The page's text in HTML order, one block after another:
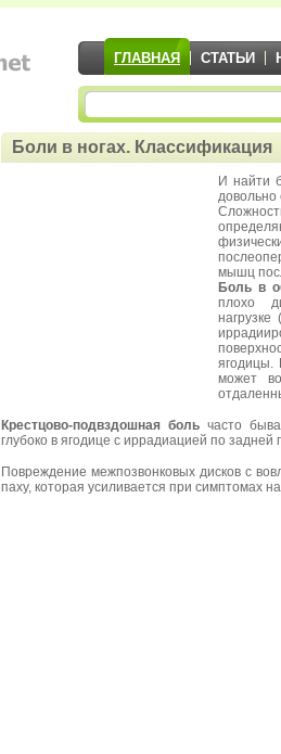
ГЛАВНАЯ СТАТЬИ
Боли в ногах. Классификация
И найти
довольно
мышц
Боль в
плохо
ягодицы.
может
Крестцово-подвздошная боль часто
глубоко в ягодице с иррадиацией по задней
Повреждение межпозвонковых дисков с
паху, которая усиливается при симптомах